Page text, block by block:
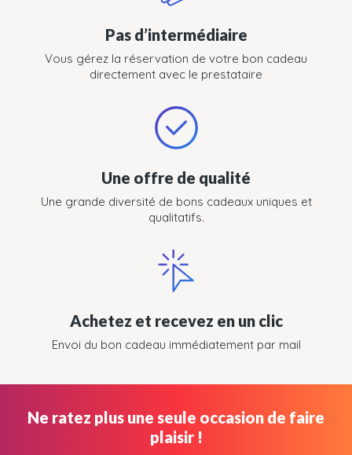
Pas d’intermédiaire
Vous gérez la réservation de votre bon cadeau
directement avec le prestataire
Une offre de qualité
Une grande diversité de bons cadeaux uniques et
qualitatifs.
Achetez et recevez en un clic
Envoi du bon cadeau immédiatement par mail
Ne ratez plus une seule occasion de faire
plaisir !